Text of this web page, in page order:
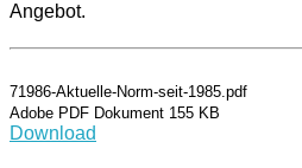
Angebot.
71986-Aktuelle-Norm-seit-1985.pdf
Adobe PDF Dokument 155 KB
Download